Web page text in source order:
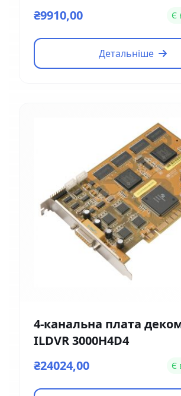
₴9910,00
Є
Детальніше
4-канальна плата
ILDVR 3000H4D4
₴24024,00
Є